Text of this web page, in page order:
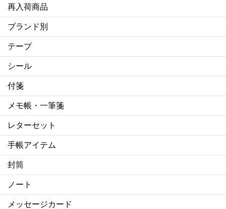
再入荷商品
ブランド別
テープ
シール
付箋
メモ帳・一筆箋
レターセット
手帳アイテム
封筒
ノート
メッセージカード